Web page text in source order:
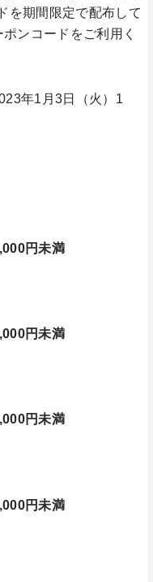
を期間限定で配布して
ンコードをご利用く
年1月3日（火）1
円未満
円未満
円未満
円未満